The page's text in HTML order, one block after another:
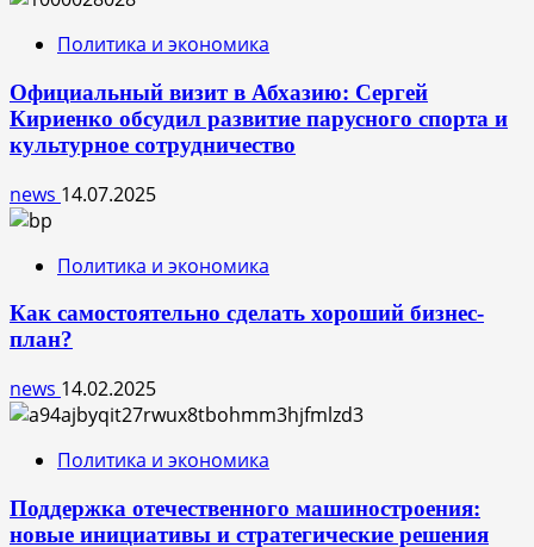
Политика и экономика
Официальный визит в Абхазию: Сергей
Кириенко обсудил развитие парусного спорта и
культурное сотрудничество
news 14.07.2025
Политика и экономика
Как самостоятельно сделать хороший бизнес-
план?
news 14.02.2025
Политика и экономика
Поддержка отечественного машиностроения:
новые инициативы и стратегические решения